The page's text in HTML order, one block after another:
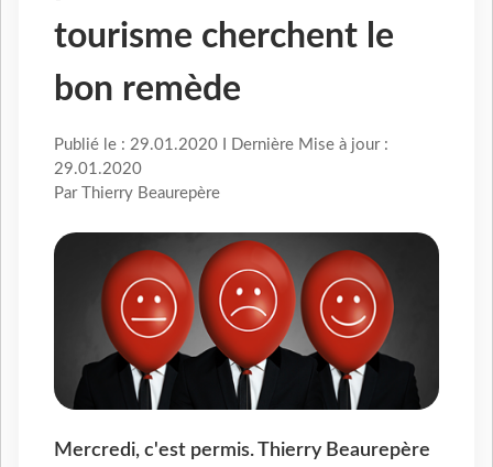
tourisme cherchent le
bon remède
Publié le : 29.01.2020 I Dernière Mise à jour :
29.01.2020
Par Thierry Beaurepère
Mercredi, c'est permis. Thierry Beaurepère